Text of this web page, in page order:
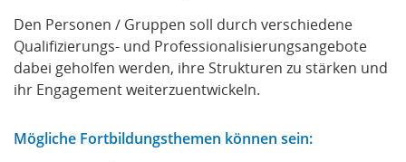
Den Personen / Gruppen soll durch verschiedene
Qualifizierungs- und Professionalisierungsangebote
dabei geholfen werden, ihre Strukturen zu stärken und
ihr Engagement weiterzuentwickeln.
Mögliche Fortbildungsthemen können sein: